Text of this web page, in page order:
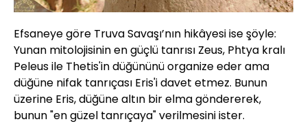
Efsaneye göre Truva Savaşı’nın hikâyesi ise şöyle:
Yunan mitolojisinin en güçlü tanrısı Zeus, Phtya kralı
Peleus ile Thetis'in düğününü organize eder ama
düğüne nifak tanrıçası Eris'i davet etmez. Bunun
üzerine Eris, düğüne altın bir elma göndererek,
bunun "en güzel tanrıçaya" verilmesini ister.